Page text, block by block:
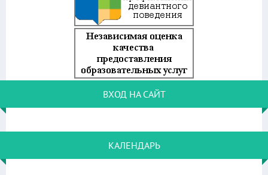
ВХОД НА САЙТ
КАЛЕНДАРЬ